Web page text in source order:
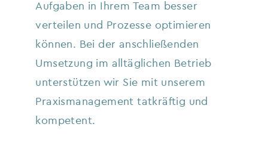
Aufgaben in Ihrem Team besser
verteilen und Prozesse optimieren
können. Bei der anschließenden
Umsetzung im alltäglichen Betrieb
unterstützen wir Sie mit unserem
Praxismanagement tatkräftig und
kompetent.